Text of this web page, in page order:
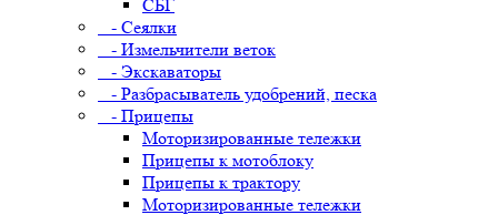
СБГ
- Сеялки
- Измельчители веток
- Экскаваторы
- Разбрасыватель удобрений, песка
- Прицепы
Моторизированные тележки
Прицепы к мотоблоку
Прицепы к трактору
Моторизированные тележки